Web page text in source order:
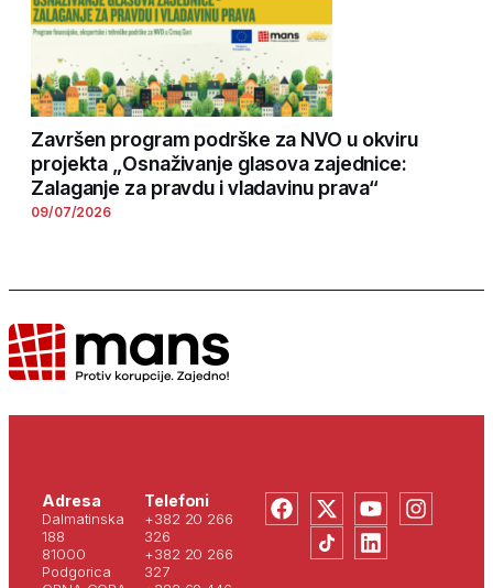
Završen program podrške za NVO u okviru
projekta „Osnaživanje glasova zajednice:
Zalaganje za pravdu i vladavinu prava“
09/07/2026
Adresa
Dalmatinska
188
81000
Podgorica
Telefoni
+382 20 266
326
+382 20 266
327